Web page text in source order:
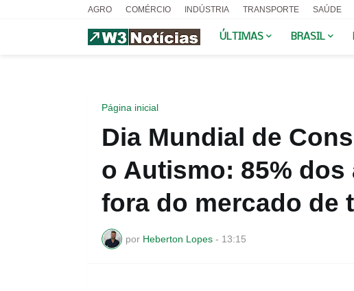
AGRO COMÉRCIO INDÚSTRIA TRANSPORTE SAÚDE
ÚLTIMAS BRASIL
Página inicial
Dia Mundial de
o Autismo: 85%
fora do mercado de
por Heberton Lopes - 13:15